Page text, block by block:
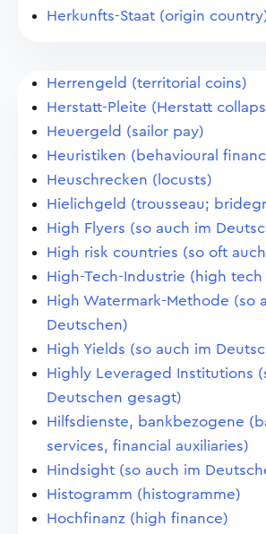
Herkunfts-Staat (origin
Herrengeld (territorial coins)
Herstatt-Pleite (Herstatt
Heuergeld (sailor pay)
Heuristiken (behavioural
Heuschrecken (locusts)
Hielichgeld (trousseau;
High Flyers (so auch im
High risk countries (so oft
High-Tech-Industrie (high
High Watermark-Methode (so
Deutschen)
High Yields (so auch im
Highly Leveraged Institutions
Deutschen gesagt)
Hilfsdienste, bankbezogene
services, financial auxiliaries)
Hindsight (so auch im
Histogramm (histogramme)
Hochfinanz (high finance)